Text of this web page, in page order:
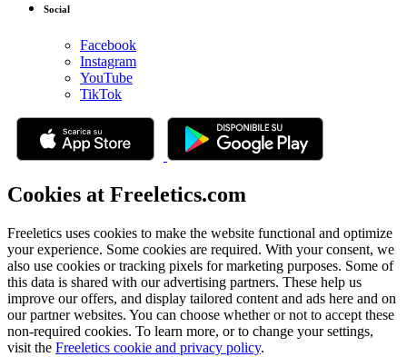
Social
Facebook
Instagram
YouTube
TikTok
Cookies at Freeletics.com
Freeletics uses cookies to make the website functional and optimize
your experience. Some cookies are required. With your consent, we
also use cookies or tracking pixels for marketing purposes. Some of
this data is shared with our advertising partners. These help us
improve our offers, and display tailored content and ads here and on
our partner websites. You can choose whether or not to accept these
non-required cookies. To learn more, or to change your settings,
visit the Freeletics cookie and privacy policy.